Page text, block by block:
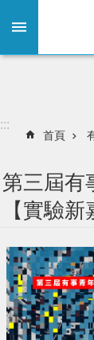
:::
首頁
第三屆有
【實驗新